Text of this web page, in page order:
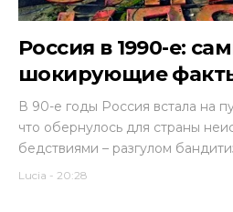
Россия в 1990-е:
шокирующие
В 90-е годы Россия встала на
что обернулось для страны
бедствиями – разгулом
Lucia - 20:28